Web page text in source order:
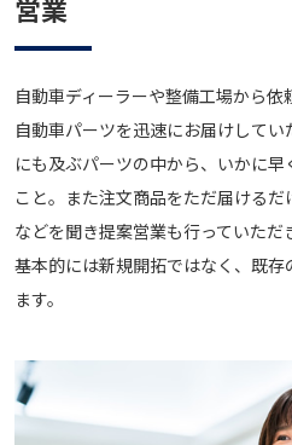
営業
自動車ディーラーや整備工場から
自動車パーツを迅速にお届けして
にも及ぶパーツの中から、いかに
こと。また注文商品をただ届ける
などを聞き提案営業も行っていただ
基本的には新規開拓ではなく、既存
ます。